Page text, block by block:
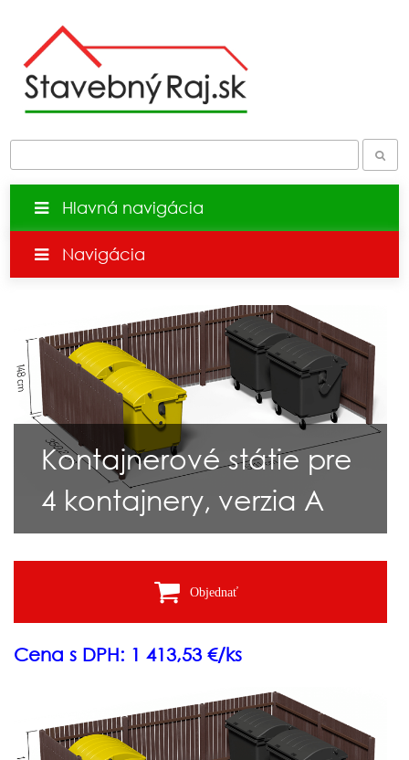
Hlavná navigácia
Navigácia
Kontajnerové státie pre
4 kontajnery, verzia A
Objednať
Cena s DPH: 1 413,53 €/ks